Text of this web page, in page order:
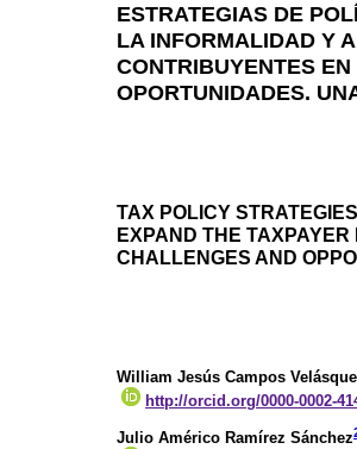
ESTRATEGIAS DE
LA INFORMALIDAD Y
CONTRIBUYENTES
OPORTUNIDADES.
TAX POLICY
EXPAND THE
CHALLENGES AND
William Jesús Campos
http://orcid.org/0000-0002-
Julio Américo Ramírez Sánchez